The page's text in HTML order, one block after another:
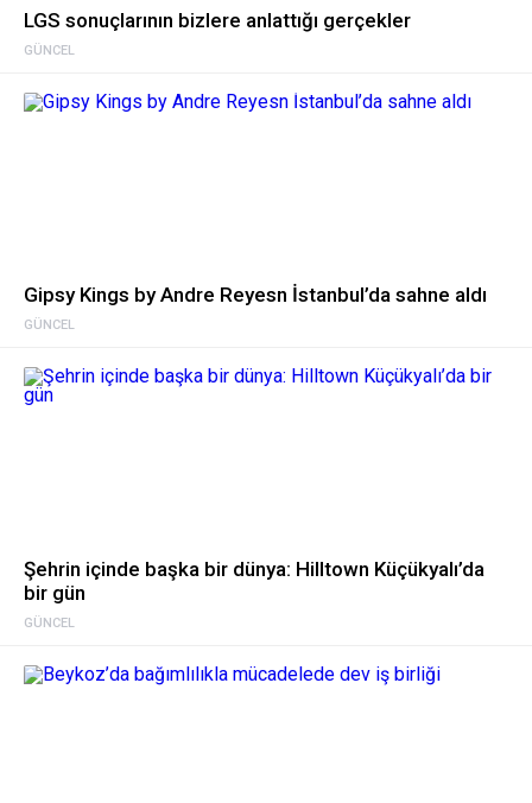
GÜNCEL
LGS sonuçlarının bizlere anlattığı gerçekler
GÜNCEL
Gipsy Kings by Andre Reyesn İstanbul’da sahne aldı
GÜNCEL
Şehrin içinde başka bir dünya: Hilltown Küçükyalı’da
bir gün